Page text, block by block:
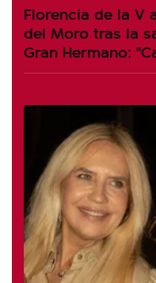
Florencia de la V
del Moro tras la
Gran Hermano: